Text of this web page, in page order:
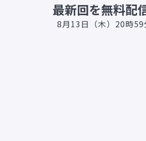
最新回を無料配
8月13日（木）20時59